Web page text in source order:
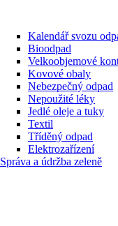
Kalendář svozu
Bioodpad
Velkoobjemové
Kovové obaly
Nebezpečný odpad
Nepoužité léky
Jedlé oleje a tuky
Textil
Tříděný odpad
Elektrozařízení
Správa a údržba zeleně